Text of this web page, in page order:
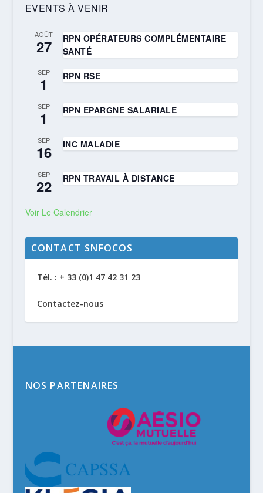
EVENTS À VENIR
AOÛT
27
RPN OPÉRATEURS COMPLÉMENTAIRE
SANTÉ
SEP
1 RPN RSE
SEP
1 RPN EPARGNE SALARIALE
SEP
16 INC MALADIE
SEP
22 RPN TRAVAIL À DISTANCE
Voir Le Calendrier
CONTACT SNFOCOS
Tél. : + 33 (0)1 47 42 31 23
Contactez-nous
NOS PARTENAIRES